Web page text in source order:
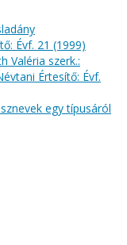
Évf. 21 (1999)
Valéria szerk.:
Értesítő: Évf.
egy típusáról